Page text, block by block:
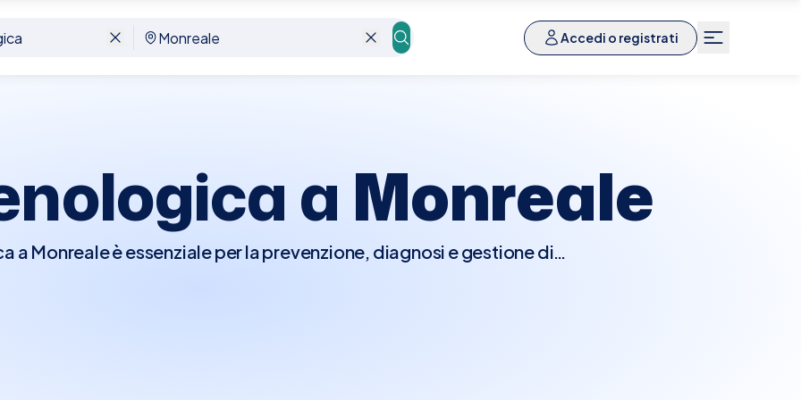
Accedi o registrati
a Monreale
a Monreale è essenziale per la prevenzione, diagnosi e gestione di